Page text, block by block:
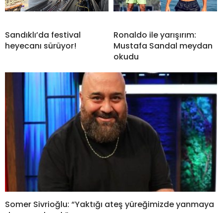
Sandıklı’da festival
heyecanı sürüyor!
Ronaldo ile yarışırım:
Mustafa Sandal meydan
okudu
Somer Sivrioğlu: “Yaktığı ateş yüreğimizde yanmaya